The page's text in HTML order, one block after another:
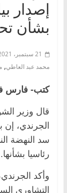
إصدار
بشأن
21 سبتمبر، 2021
محمد عبد العاطي,
كتب- فارس
قال وزير
الجرندي،
سد النهضة
رئاسيا بشأنها.
وأكد
التشاوري